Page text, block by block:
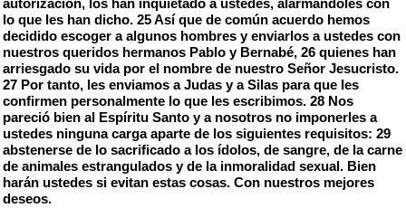
autorización, los han inquietado a ustedes, alarmándoles con
lo que les han dicho. 25 Así que de común acuerdo hemos
decidido escoger a algunos hombres y enviarlos a ustedes con
nuestros queridos hermanos Pablo y Bernabé, 26 quienes han
arriesgado su vida por el nombre de nuestro Señor Jesucristo.
27 Por tanto, les enviamos a Judas y a Silas para que les
confirmen personalmente lo que les escribimos. 28 Nos
pareció bien al Espíritu Santo y a nosotros no imponerles a
ustedes ninguna carga aparte de los siguientes requisitos: 29
abstenerse de lo sacrificado a los ídolos, de sangre, de la carne
de animales estrangulados y de la inmoralidad sexual. Bien
harán ustedes si evitan estas cosas. Con nuestros mejores
deseos.